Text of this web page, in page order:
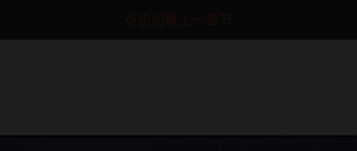
点击加载上一章节